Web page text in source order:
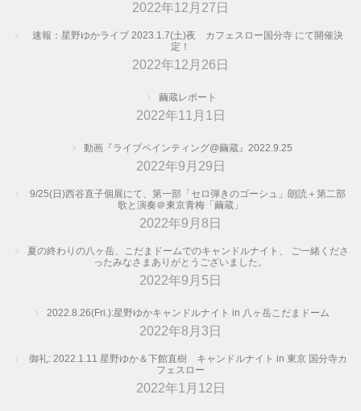
2022年12月27日
速報：星野ゆかライブ 2023.1.7(土)夜 カフェスロー国分寺 にて開催決
定！
2022年12月26日
繭蔵レポート
2022年11月1日
動画『ライブペインティング@繭蔵』2022.9.25
2022年9月29日
9/25(日)西谷直子個展にて、第一部「セロ弾きのゴーシュ」朗読＋第二部
歌と演奏＠東京青梅「繭蔵」
2022年9月8日
夏の終わりの八ヶ岳、こだまドームでのキャンドルナイト、 ご一緒くださ
ったみなさまありがとうございました。
2022年9月5日
2022.8.26(Fri.):星野ゆかキャンドルナイト in 八ヶ岳こだまドーム
2022年8月3日
御礼: 2022.1.11 星野ゆか＆下館直樹 キャンドルナイト in 東京 国分寺カ
フェスロー
2022年1月12日